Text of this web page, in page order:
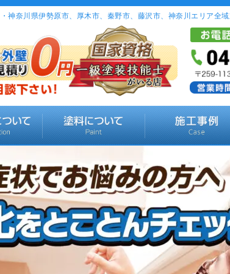
神奈川県伊勢原市、厚木市、秦野市、藤沢市、神奈川エリア全